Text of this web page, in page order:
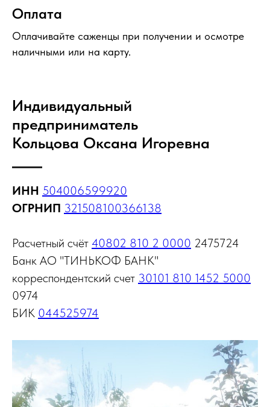
Оплата
Оплачивайте саженцы при получении и осмотре
наличными или на карту.
Индивидуальный
предприниматель
Кольцова Оксана Игоревна
ИНН 504006599920
ОГРНИП 321508100366138
Расчетный счёт 40802 810 2 0000 2475724
Банк АО "ТИНЬКОФ БАНК"
корреспондентский счет 30101 810 1452 5000
0974
БИК 044525974